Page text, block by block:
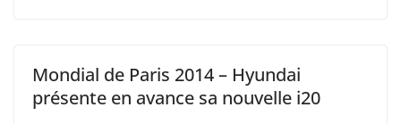
Mondial de Paris 2014 – Hyundai
présente en avance sa nouvelle i20